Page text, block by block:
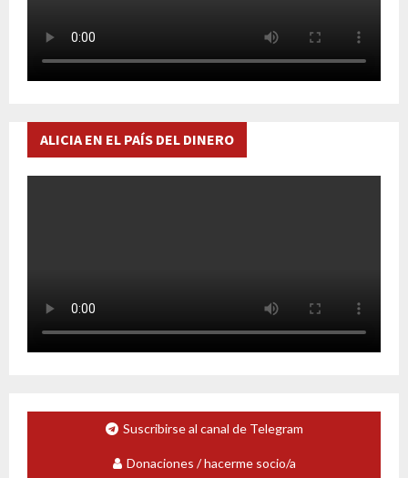
ALICIA EN EL PAÍS DEL DINERO
Suscribirse al canal de Telegram
Donaciones / hacerme socio/a